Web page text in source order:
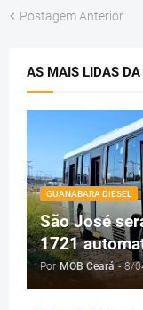
Postagem Anterior
AS MAIS LIDAS
GUANABARA DIESEL
São José
1721
Por MOB Ceará - 8/